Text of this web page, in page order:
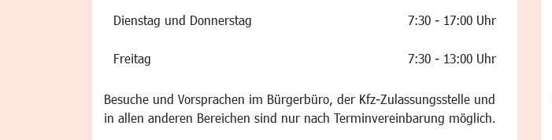
Dienstag und Donnerstag 7:30 - 17:00 Uhr
Freitag 7:30 - 13:00 Uhr
Besuche und Vorsprachen im Bürgerbüro, der Kfz-Zulassungsstelle und
in allen anderen Bereichen sind nur nach Terminvereinbarung möglich.